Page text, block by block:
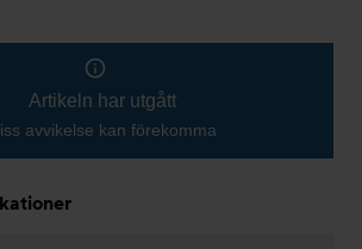
Artikeln har utgått
avvikelse kan förekomma